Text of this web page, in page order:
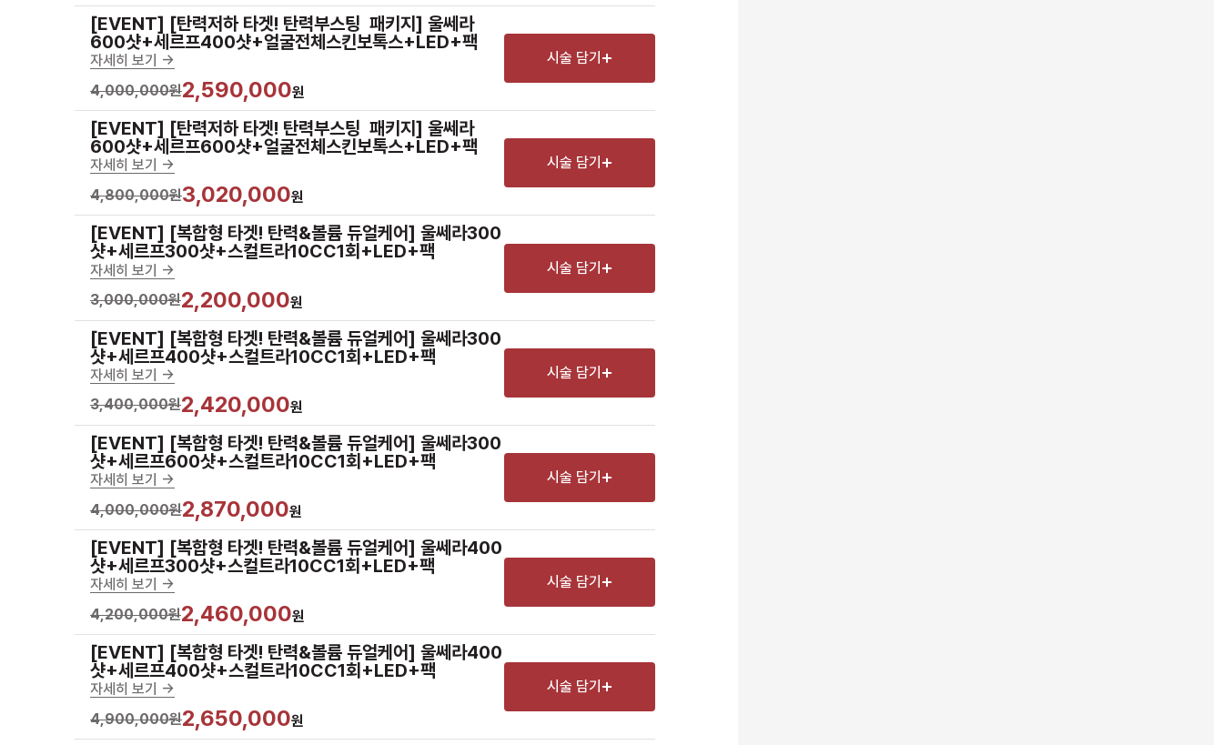
[EVENT] [탄력저하 타겟! 탄력부스팅  패키지] 울쎄라
600샷+세르프400샷+얼굴전체스킨보톡스+LED+팩
자세히 보기 ->
4,000,000원2,590,000원
시술 담기
[EVENT] [탄력저하 타겟! 탄력부스팅  패키지] 울쎄라
600샷+세르프600샷+얼굴전체스킨보톡스+LED+팩
자세히 보기 ->
4,800,000원3,020,000원
시술 담기
[EVENT] [복합형 타겟! 탄력&볼륨 듀얼케어] 울쎄라300
샷+세르프300샷+스컬트라10CC1회+LED+팩
자세히 보기 ->
3,000,000원2,200,000원
시술 담기
[EVENT] [복합형 타겟! 탄력&볼륨 듀얼케어] 울쎄라300
샷+세르프400샷+스컬트라10CC1회+LED+팩
자세히 보기 ->
3,400,000원2,420,000원
시술 담기
[EVENT] [복합형 타겟! 탄력&볼륨 듀얼케어] 울쎄라300
샷+세르프600샷+스컬트라10CC1회+LED+팩
자세히 보기 ->
4,000,000원2,870,000원
시술 담기
[EVENT] [복합형 타겟! 탄력&볼륨 듀얼케어] 울쎄라400
샷+세르프300샷+스컬트라10CC1회+LED+팩
자세히 보기 ->
4,200,000원2,460,000원
시술 담기
[EVENT] [복합형 타겟! 탄력&볼륨 듀얼케어] 울쎄라400
샷+세르프400샷+스컬트라10CC1회+LED+팩
자세히 보기 ->
4,900,000원2,650,000원
시술 담기
남은 시술/관리권 예약
남은 시술/관리권 종류 선택
리프팅
색소
스킨케어
여드름/모공
제모
향노화수액
장바구니 담기